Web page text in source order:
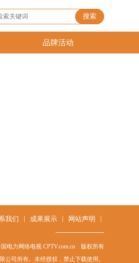
搜索
品牌活动
网站声明
成果展示
我们
电力网络电视 CPTV.com.cn 版权所有
公司所有。未经授权，禁止下载使用。